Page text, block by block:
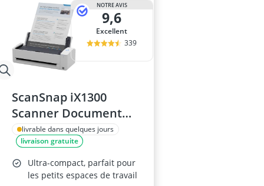
NOTRE AVIS
9,6
Excellent
339
ScanSnap iX1300
Scanner Document
Automatique Blanc
livrable dans quelques jours
livraison gratuite
Ultra-compact, parfait pour
les petits espaces de travail